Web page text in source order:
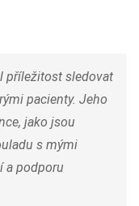
příležitost sledovat
pacienty. Jeho
jako jsou
s mými
a podporu